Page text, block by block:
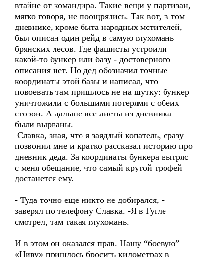
втайне от командира. Такие вещи у партизан,
мягко говоря, не поощрялись. Так вот, в том
дневнике, кроме быта народных мстителей,
был описан один рейд в самую глухомань
брянских лесов. Где фашисты устроили
какой-то бункер или базу - достоверного
описания нет. Но дед обозначил точные
координаты этой базы и написал, что
повоевать там пришлось не на шутку: бункер
уничтожили с большими потерями с обеих
сторон. А дальше все листы из дневника
были вырваны.
Славка, зная, что я заядлый копатель, сразу
позвонил мне и кратко рассказал историю про
дневник деда. За координаты бункера вытряс
с меня обещание, что самый крутой трофей
достанется ему.
- Туда точно еще никто не добирался, -
заверял по телефону Славка. -Я в Гугле
смотрел, там такая глухомань.
И в этом он оказался прав. Нашу “боевую”
«Ниву» пришлось бросить километрах в